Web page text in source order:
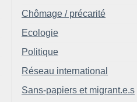
Chômage / précarité
Ecologie
Politique
Réseau international
Sans-papiers et migrant.e.s